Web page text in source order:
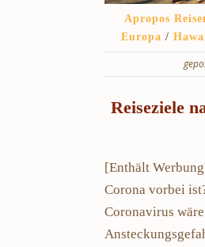
Apropos
Europa /
Reiseziele
[Enthält
Corona vorbei
Coronavirus
Schweden Urlaub – Haus am
Uppland
24. März 2024